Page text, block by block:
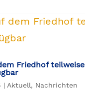
Friedhof teilweise
| Aktuell, Nachrichten